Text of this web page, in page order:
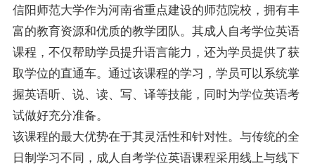
信阳师范大学作为河南省重点建设的师范院校，拥有丰
富的教育资源和优质的教学团队。其成人自考学位英语
课程，不仅帮助学员提升语言能力，还为学员提供了获
取学位的直通车。通过该课程的学习，学员可以系统掌
握英语听、说、读、写、译等技能，同时为学位英语考
试做好充分准备。
该课程的最大优势在于其灵活性和针对性。与传统的全
日制学习不同，成人自考学位英语课程采用线上与线下